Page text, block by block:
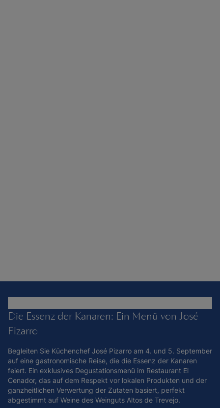
Die Essenz der Kanaren: Ein Menü von José
Pizarro
Begleiten Sie Küchenchef José Pizarro am 4. und 5. September
auf eine gastronomische Reise, die die Essenz der Kanaren
feiert. Ein exklusives Degustationsmenü im Restaurant El
Cenador, das auf dem Respekt vor lokalen Produkten und der
ganzheitlichen Verwertung der Zutaten basiert, perfekt
abgestimmt auf Weine des Weinguts Altos de Trevejo.